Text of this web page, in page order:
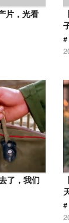
片，光看
了，我们